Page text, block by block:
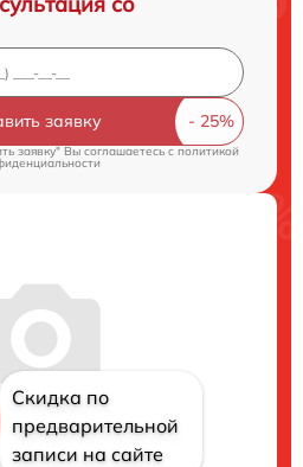
заявку
заявку" Вы соглашаетесь cполитикой
Скидка по
предварительной
записи на сайте